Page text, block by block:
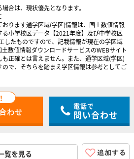
合は、現状優先となります。
ります通学区域(学区)情報は、国土数値情報
小学校区データ【2021年度】及び中学校区
したものですので、記載情報が現在の学区域
数値情報ダウンロードサービスのWEBサイト
も正確とは言えません。また、通学区域(学区)
で、そちらを踏まえ学区情報は参考としてご
電話で
問い合わせ
覧を見る